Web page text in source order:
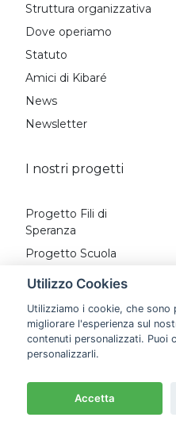
Struttura organizzativa
Dove operiamo
Statuto
Amici di Kibaré
News
Newsletter
I nostri progetti
Progetto Fili di
Speranza
Progetto Scuola
Progetto nutriAMO
Progetto Millennio
Progetto Microcredito
Progetto Fili di Luce
Progetto Pozzo
Villaggio di Bilogo
Utilizzo Cookies
Utilizziamo i cookie, che
migliorare l'esperienza sul
contenuti personalizzati. Puoi
personalizzarli.
Accetta